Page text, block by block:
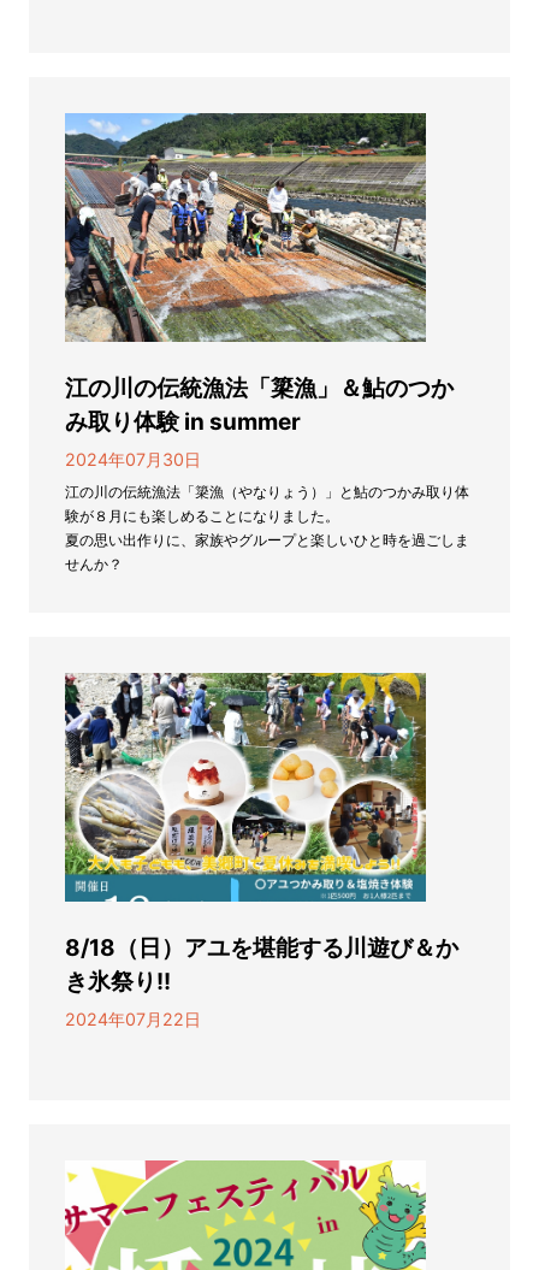
江の川の伝統漁法「簗漁」＆鮎のつか
み取り体験 in summer
2024年07月30日
江の川の伝統漁法「簗漁（やなりょう）」と鮎のつかみ取り体
験が８月にも楽しめることになりました。
夏の思い出作りに、家族やグループと楽しいひと時を過ごしま
せんか？
8/18（日）アユを堪能する川遊び＆か
き氷祭り!!
2024年07月22日